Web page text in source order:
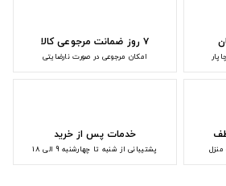
۷ روز ضمانت مرجوعی کالا
امکان مرجوعی در صورت نارضایتی
خدمات پس از خرید
پشتیبانی از شنبه تا چهارشنبه 9 الی 18